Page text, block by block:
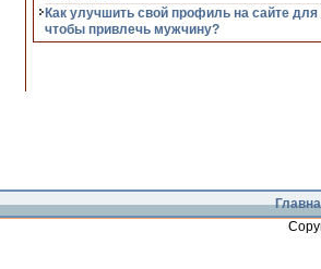
Как улучшить свой профиль на сайте для
чтобы привлечь мужчину?